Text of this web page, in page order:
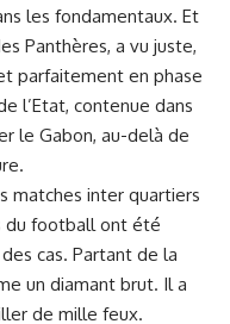
les fondamentaux. Et
Panthères, a vu juste,
parfaitement en phase
l’Etat, contenue dans
le Gabon, au-delà de
matches inter quartiers
du football ont été
cas. Partant de la
un diamant brut. Il a
de mille feux.